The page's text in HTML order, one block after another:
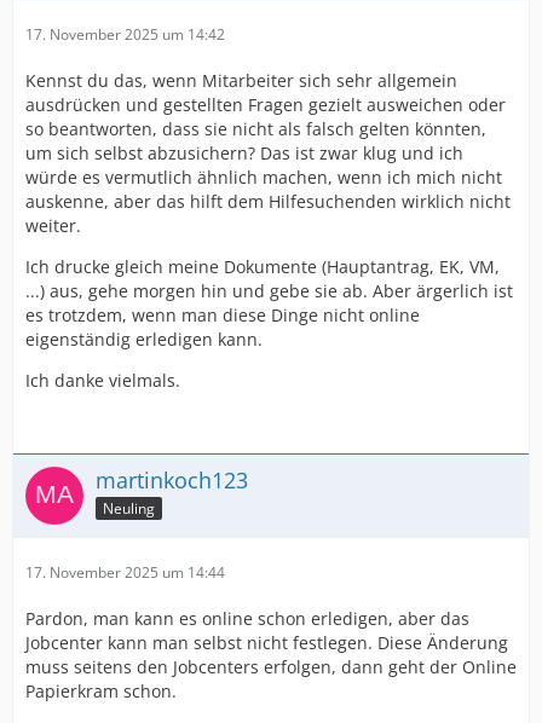
17. November 2025 um 14:42
Kennst du das, wenn Mitarbeiter sich sehr allgemein
ausdrücken und gestellten Fragen gezielt ausweichen oder
so beantworten, dass sie nicht als falsch gelten könnten,
um sich selbst abzusichern? Das ist zwar klug und ich
würde es vermutlich ähnlich machen, wenn ich mich nicht
auskenne, aber das hilft dem Hilfesuchenden wirklich nicht
weiter.
Ich drucke gleich meine Dokumente (Hauptantrag, EK, VM,
...) aus, gehe morgen hin und gebe sie ab. Aber ärgerlich ist
es trotzdem, wenn man diese Dinge nicht online
eigenständig erledigen kann.
Ich danke vielmals.
martinkoch123
Neuling
17. November 2025 um 14:44
Pardon, man kann es online schon erledigen, aber das
Jobcenter kann man selbst nicht festlegen. Diese Änderung
muss seitens den Jobcenters erfolgen, dann geht der Online
Papierkram schon.